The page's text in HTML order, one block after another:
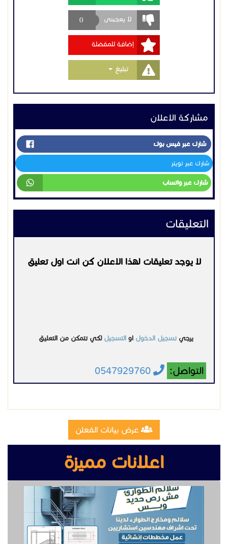
لا يعجبنى 0
إضافة للمفضلة
تبليغ Toggle Dropdown
مشاركة الاعلان
شارك عبر فيس بوك
شارك عبر تويتر
شارك عبر واتساب
التعليقات
لا يوجد تعليقات لهذا الاعلان كن انت اول تعليق
يرجيتسجيل الدخول او التسجيل لكي تتمكن من التعليق
التواصل: 0547929760
عرض بيانات المُعلن
اعلانات مميزة